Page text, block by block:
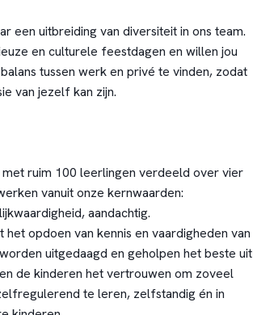
een uitbreiding van diversiteit in ons team.
en culturele feestdagen en willen jou
tussen werk en privé te vinden, zodat
van jezelf kan zijn.
met ruim 100 leerlingen verdeeld over vier
vanuit onze kernwaarden:
aandachtig.
opdoen van kennis en vaardigheden van
uitgedaagd en geholpen het beste uit
de kinderen het vertrouwen om zoveel
te leren, zelfstandig én in